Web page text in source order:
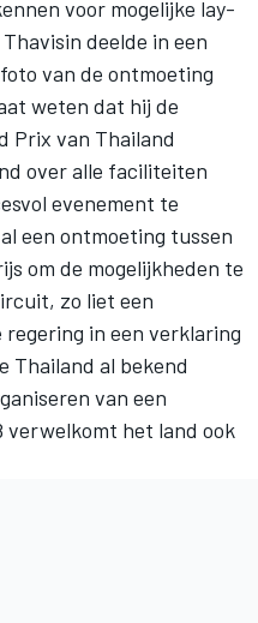
voor mogelijke lay-
deelde in een
van de ontmoeting
weten dat hij de
Prix van Thailand
over alle faciliteiten
evenement te
een ontmoeting tussen
om de mogelijkheden te
zo liet een
in een verklaring
Thailand al bekend
van een
verwelkomt het land ook